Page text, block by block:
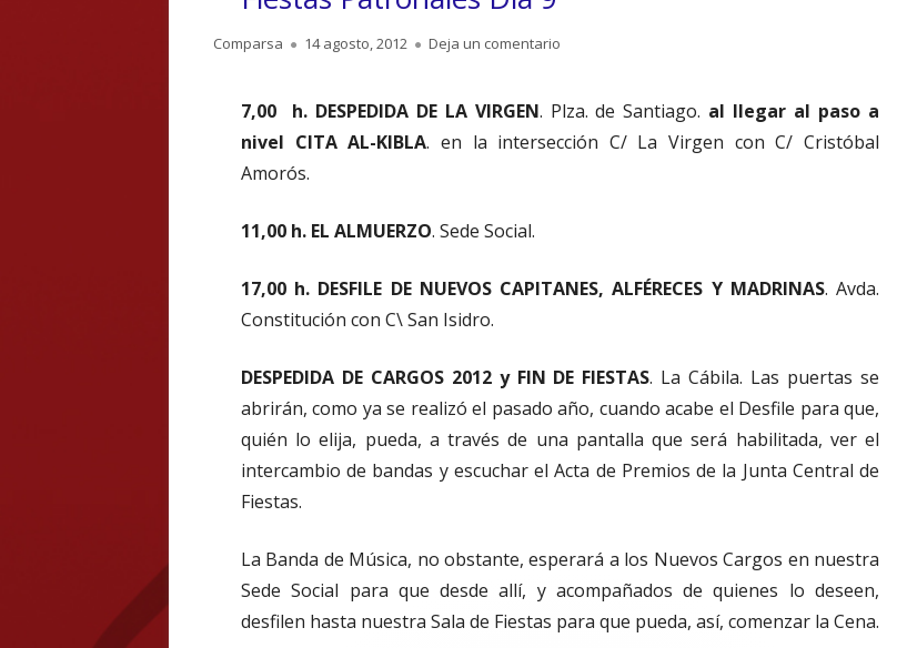
CARGOS 2015
CARGOS 2014
CARGOS 2011
Autor
Comparsa
Publicado
14 agosto, 2012 Deja un comentario
7,00 h. DESPEDIDA DE LA VIRGEN. Plza. de Santiago. al llegar al paso a
nivel CITA AL-KIBLA. en la intersección C/ La Virgen con C/ Cristóbal
Amorós.
11,00 h. EL ALMUERZO. Sede Social.
17,00 h. DESFILE DE NUEVOS CAPITANES, ALFÉRECES Y MADRINAS. Avda.
Constitución con C\ San Isidro.
DESPEDIDA DE CARGOS 2012 y FIN DE FIESTAS. La Cábila. Las puertas se
abrirán, como ya se realizó el pasado año, cuando acabe el Desfile para que,
quién lo elija, pueda, a través de una pantalla que será habilitada, ver el
intercambio de bandas y escuchar el Acta de Premios de la Junta Central de
Fiestas.
La Banda de Música, no obstante, esperará a los Nuevos Cargos en nuestra
Sede Social para que desde allí, y acompañados de quienes lo deseen,
desfilen hasta nuestra Sala de Fiestas para que pueda, así, comenzar la Cena.